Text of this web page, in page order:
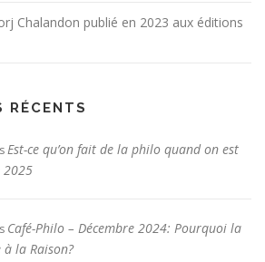
Chalandon publié en 2023 aux éditions
RÉCENTS
Est-ce qu’on fait de la philo quand on est
2025
Café-Philo – Décembre 2024: Pourquoi la
à la Raison?